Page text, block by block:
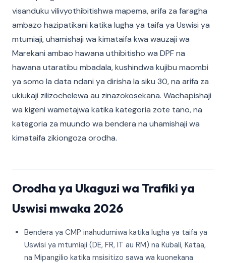
visanduku vilivyothibitishwa mapema, arifa za faragha
ambazo hazipatikani katika lugha ya taifa ya Uswisi ya
mtumiaji, uhamishaji wa kimataifa kwa wauzaji wa
Marekani ambao hawana uthibitisho wa DPF na
hawana utaratibu mbadala, kushindwa kujibu maombi
ya somo la data ndani ya dirisha la siku 30, na arifa za
ukiukaji zilizochelewa au zinazokosekana. Wachapishaji
wa kigeni wametajwa katika kategoria zote tano, na
kategoria za muundo wa bendera na uhamishaji wa
kimataifa zikiongoza orodha.
Orodha ya Ukaguzi wa Trafiki ya
Uswisi mwaka 2026
Bendera ya CMP inahudumiwa katika lugha ya taifa ya
Uswisi ya mtumiaji (DE, FR, IT au RM) na Kubali, Kataa,
na Mipangilio katika msisitizo sawa wa kuonekana